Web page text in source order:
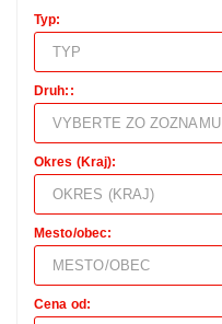
Typ:
TYP
Druh::
VYBERTE ZO ZOZNAMU
Okres (Kraj):
OKRES (KRAJ)
Mesto/obec:
MESTO/OBEC
Cena od: